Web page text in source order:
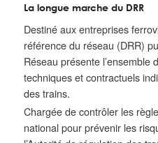
La longue marche du DRR
Destiné aux entreprises
référence du réseau (DRR)
Réseau présente l’ensemble
techniques et contractuels
des trains.
Chargée de contrôler les
national pour prévenir les